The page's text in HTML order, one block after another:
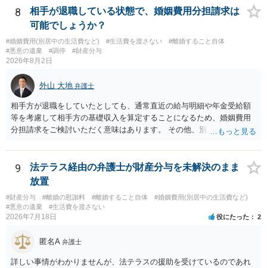
除は，金融機関（担保権者）の方が応じることがないと思います。ロ
ーンの支払いもしなければ，抵当権が実行されて土地が売却されて
（おそらく，建物も共同担保に入っていると思うので，競売自体はさ
ほど問題ありません。）売却代金が建物のローンに充当され，残額は
名義人である夫に請求されることになります。相談者は，債務に関係
なく，連帯保証人でもありませんので，負担する理由がありません。
離婚については，相手方が離婚したいようですから，離婚自体はこち
らの意思次第だと思います。慰謝料を請求する際に，この不動産の経
過も含めて，どのように相談者が精神的苦痛を受けたかの際に述べて
いく事情になると思います。 法律問題より，夫婦間の問題（離婚の問
題）の方がウェイトが大きいような問題のような印象を受けました。
だからこそ，夫に対する話ではなく，全て相談者に向いているように
思うのです。
8
相手が退職している状態で、婚姻費用分担請求は
可能でしょうか？
#婚姻費用(別居中の生活費など) #生活費を渡さない
#離婚すること自体
#悪意の遺棄
#調停 #財産分与
2026年8月2日
外山 大地 弁護士
相手方が退職をしていたとしても、通常直近の給与明細や年金受給額
等を考慮して相手方の基礎収入を算定することになるため、婚姻費用
分担請求をご検討いただく意味はあります。 その他、別居の経緯、質
て、ご検討いただくのが良いかと思います。
9
法テラス経由の弁護士が財産分与を未解決のまま
放置
#財産分与 #離婚の慰謝料 #離婚すること自体
#婚姻費用(別居中の生活費など)
#悪意の遺棄
#生活費を渡さない
2026年7月18日 役にたった 2
匿名A 弁護士
詳しい事情がわかりませんが、法テラスの援助を受けているのであれ